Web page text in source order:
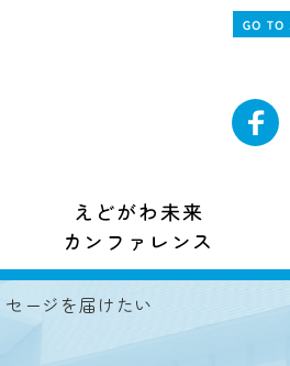
えどがわ未来
カンファレンス
ージを届けたい